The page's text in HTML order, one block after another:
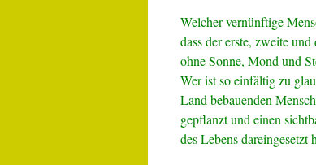
Welcher vernünftige
dass der erste, zweite
ohne Sonne, Mond und
Wer ist so einfältig zu
Land bebauenden
gepflanzt und einen
des Lebens